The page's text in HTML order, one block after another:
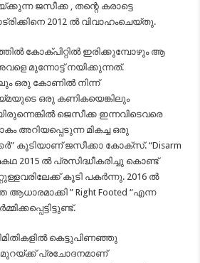
ജസീക്ക , തന്റെ കരാട്ടെ
2012 ൽ വിവാഹംചെയ്തു.
കോക്പിറ്റിൽ ഇരിക്കുമ്പോഴും ആ
മുന്നോട്ട് നയിക്കുന്നത്.
ഒരു കോണിൽ നിന്ന്
ഒരു കണികയെങ്കിലും
ജെസീക്ക ഇന്നവിടെവരെ
അറിയപ്പെടുന്ന മികച്ച ഒരു
കൂടിയാണ് ജസീക്കാ കോക്സ്. “Disarm
2015 ൽ പ്രസിദ്ധീകരിച്ചു കൊണ്ട്
കൂടി പകർന്നു. 2016 ൽ
” Right Footed “എന്ന
കെട്ടുപിണഞ്ഞു
പ്രചോദനമാണ്